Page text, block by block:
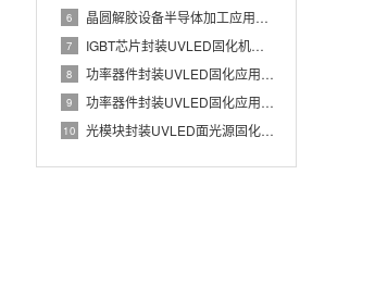
6 晶圆解胶设备半导体加工应用（UV膜照射降低粘性实现晶圆无损分
7 IGBT芯片封装UVLED固化机应用（Die Attach胶
8 功率器件封装UVLED固化应用（IGBT芯片与散热基板稳定粘
9 功率器件封装UVLED固化应用有哪些优势？IGBT芯片与散热
10 光模块封装UVLED面光源固化应用（光器件胶水批量快速UV固